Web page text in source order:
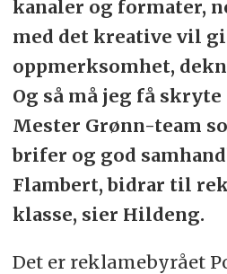
kanaler og formater,
med det kreative vil
oppmerksomhet,
Og så må jeg få
Mester Grønn-team
brifer og god
Flambert, bidrar til
klasse, sier Hildeng.
Det er reklamebyrået